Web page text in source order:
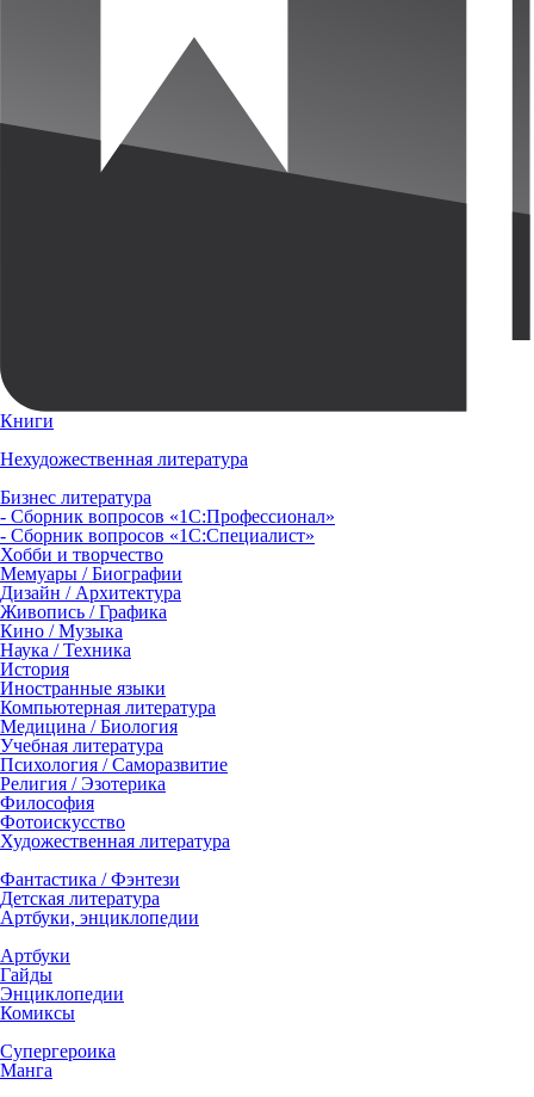
Книги
Нехудожественная литература
Бизнес литература
- Сборник вопросов «1С:Профессионал»
- Сборник вопросов «1С:Специалист»
Хобби и творчество
Мемуары / Биографии
Дизайн / Архитектура
Живопись / Графика
Кино / Музыка
Наука / Техника
История
Иностранные языки
Компьютерная литература
Медицина / Биология
Учебная литература
Психология / Саморазвитие
Религия / Эзотерика
Философия
Фотоискусство
Художественная литература
Фантастика / Фэнтези
Детская литература
Артбуки, энциклопедии
Артбуки
Гайды
Энциклопедии
Комиксы
Супергероика
Манга